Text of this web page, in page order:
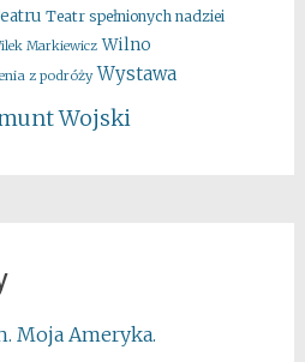
Teatr spełnionych nadziei
Markiewicz Wilno
z podróży Wystawa
Wojski
Moja Ameryka.